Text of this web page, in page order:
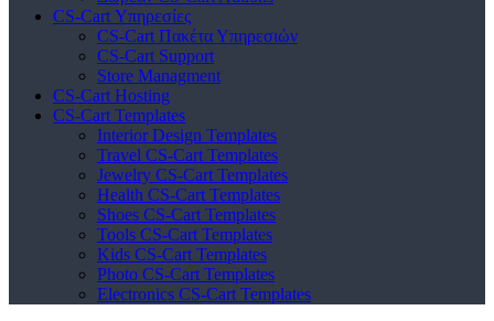
CS-Cart Υπηρεσίες
CS-Cart Πακέτα Υπηρεσιών
CS-Cart Support
Store Managment
CS-Cart Hosting
CS-Cart Templates
Interior Design Templates
Travel CS-Cart Templates
Jewelry CS-Cart Templates
Health CS-Cart Templates
Shoes CS-Cart Templates
Tools CS-Cart Templates
Kids CS-Cart Templates
Photo CS-Cart Templates
Electronics CS-Cart Templates